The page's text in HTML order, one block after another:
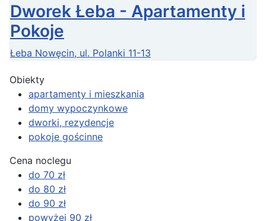
Dworek Łeba - Apartamenty i
Pokoje
Łeba Nowęcin, ul. Polanki 11-13
Obiekty
apartamenty i mieszkania
domy wypoczynkowe
dworki, rezydencje
pokoje gościnne
Cena noclegu
do 70 zł
do 80 zł
do 90 zł
powyżej 90 zł